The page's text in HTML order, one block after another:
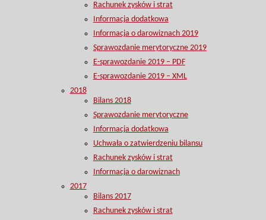
Rachunek zysków i strat
Informacja dodatkowa
Informacja o darowiznach 2019
Sprawozdanie merytoryczne 2019
E-sprawozdanie 2019 – PDF
E-sprawozdanie 2019 – XML
2018
Bilans 2018
Sprawozdanie merytoryczne
Informacja dodatkowa
Uchwała o zatwierdzeniu bilansu
Rachunek zysków i strat
Informacja o darowiznach
2017
Bilans 2017
Rachunek zysków i strat